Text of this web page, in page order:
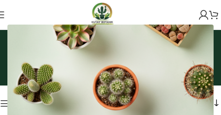
Ürünler “Klassman Klasman” olarak etiketlendi
Klassman Klasman
Filtreleme